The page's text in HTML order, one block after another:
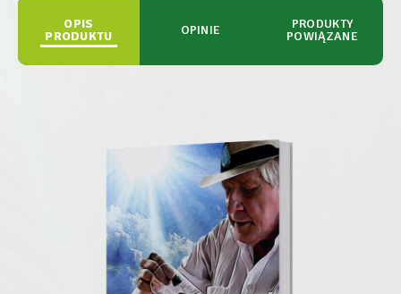
OPIS
PRODUKTU
OPINIE
PRODUKTY
POWIĄZANE